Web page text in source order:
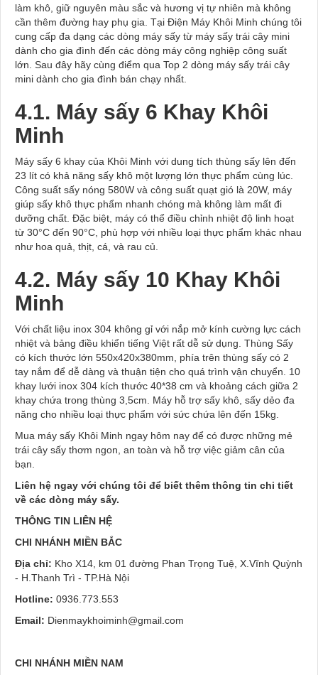
làm khô, giữ nguyên màu sắc và hương vị tự nhiên mà không
cần thêm đường hay phụ gia. Tại Điện Máy Khôi Minh chúng tôi
cung cấp đa dạng các dòng máy sấy từ máy sấy trái cây mini
dành cho gia đình đến các dòng máy công nghiệp công suất
lớn. Sau đây hãy cùng điểm qua Top 2 dòng máy sấy trái cây
mini dành cho gia đình bán chạy nhất.
4.1. Máy sấy 6 Khay Khôi
Minh
Máy sấy 6 khay của Khôi Minh với dung tích thùng sấy lên đến
23 lít có khả năng sấy khô một lượng lớn thực phẩm cùng lúc.
Công suất sấy nóng 580W và công suất quạt gió là 20W, máy
giúp sấy khô thực phẩm nhanh chóng mà không làm mất đi
dưỡng chất. Đặc biệt, máy có thể điều chỉnh nhiệt độ linh hoạt
từ 30°C đến 90°C, phù hợp với nhiều loại thực phẩm khác nhau
như hoa quả, thịt, cá, và rau củ.
4.2. Máy sấy 10 Khay Khôi
Minh
Với chất liệu inox 304 không gỉ với nắp mở kính cường lực cách
nhiệt và bảng điều khiển tiếng Việt rất dễ sử dụng. Thùng Sấy
có kích thước lớn 550x420x380mm, phía trên thùng sấy có 2
tay nắm để dễ dàng và thuận tiện cho quá trình vận chuyển. 10
khay lưới inox 304 kích thước 40*38 cm và khoảng cách giữa 2
khay chứa trong thùng 3,5cm. Máy hỗ trợ sấy khô, sấy dẻo đa
năng cho nhiều loại thực phẩm với sức chứa lên đến 15kg.
Mua máy sấy Khôi Minh ngay hôm nay để có được những mẻ
trái cây sấy thơm ngon, an toàn và hỗ trợ việc giảm cân của
bạn.
Liên hệ ngay với chúng tôi để biết thêm thông tin chi tiết
về các dòng máy sấy.
THÔNG TIN LIÊN HỆ
CHI NHÁNH MIỀN BẮC
Địa chỉ: Kho X14, km 01 đường Phan Trọng Tuệ, X.Vĩnh Quỳnh
- H.Thanh Trì - TP.Hà Nội
Hotline: 0936.773.553
Email: Dienmaykhoiminh@gmail.com
CHI NHÁNH MIỀN NAM